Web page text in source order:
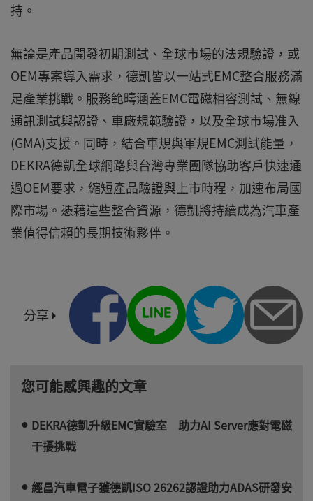
持。
無論是產品開發初期測試、全球市場的法規驗證，或
OEM專案導入需求，德凱皆以一站式EMC整合服務滿
足產業挑戰。服務範疇涵蓋EMC電磁相容測試、無線
通訊測試與認證、車廠規範驗證，以及全球市場准入
(GMA)支援。同時，結合車規與軍規EMC測試能量，
DEKRA德凱全球網路與台灣專業團隊協助客戶快速通
過OEM要求，縮短產品驗證與上市時程，加速布局國
際市場。憑藉這些整合資源，德凱將持續成為汽車產
業值得信賴的長期技術夥伴。
分享
您可能感興趣的文章
DEKRA德凱升級EMC實驗室 助力AI Server應對電磁
干擾挑戰
經昌汽車電子獲德凱ISO 26262認證助力ADAS研發安